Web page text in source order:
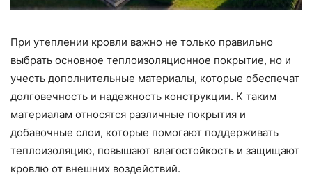
При утеплении кровли важно не только правильно
выбрать основное теплоизоляционное покрытие, но и
учесть дополнительные материалы, которые обеспечат
долговечность и надежность конструкции. К таким
материалам относятся различные покрытия и
добавочные слои, которые помогают поддерживать
теплоизоляцию, повышают влагостойкость и защищают
кровлю от внешних воздействий.